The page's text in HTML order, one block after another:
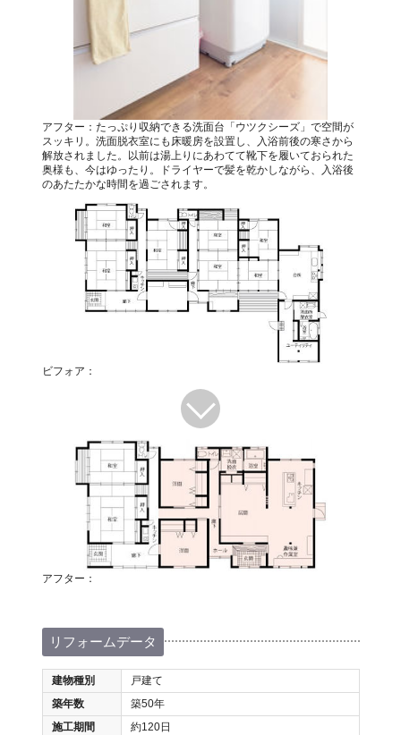
アフター：たっぷり収納できる洗面台「ウツクシーズ」で空間が
スッキリ。洗面脱衣室にも床暖房を設置し、入浴前後の寒さから
解放されました。以前は湯上りにあわてて靴下を履いておられた
奥様も、今はゆったり。ドライヤーで髪を乾かしながら、入浴後
のあたたかな時間を過ごされます。
ビフォア：
アフター：
リフォームデータ
建物種別
戸建て
築年数
築50年
施工期間
約120日